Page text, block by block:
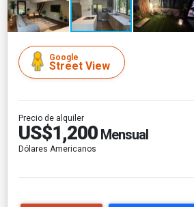
Google
Street View
Precio de alquiler
US$1,200 Mensual
Dólares Americanos